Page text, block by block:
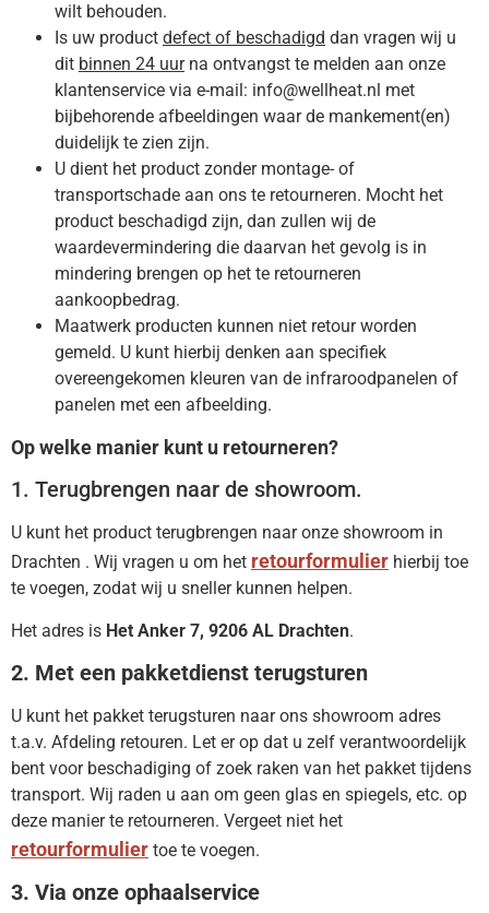
wilt behouden.
Is uw product defect of beschadigd dan vragen wij u
dit binnen 24 uurna ontvangst te melden aan onze
klantenservice via e-mail: info@wellheat.nl met
bijbehorende afbeeldingen waar de mankement(en)
duidelijk te zien zijn.
U dient het product zonder montage- of
transportschade aan ons te retourneren. Mocht het
product beschadigd zijn, dan zullen wij de
waardevermindering die daarvan het gevolg is in
mindering brengen op het te retourneren
aankoopbedrag.
Maatwerk producten kunnen niet retour worden
gemeld. U kunt hierbij denken aan specifiek
overeengekomen kleuren van de infraroodpanelen of
panelen met een afbeelding.
Op welke manier kunt u retourneren?
1. Terugbrengen naar de showroom.
U kunt het product terugbrengen naar onze showroom in
Drachten . Wij vragen u om het retourformulier hierbij toe
te voegen, zodat wij u sneller kunnen helpen.
Het adres is Het Anker 7, 9206 AL Drachten.
2. Met een pakketdienst terugsturen
U kunt het pakket terugsturen naar ons showroom adres
t.a.v. Afdeling retouren. Let er op dat u zelf verantwoordelijk
bent voor beschadiging of zoek raken van het pakket tijdens
transport. Wij raden u aan om geen glas en spiegels, etc. op
deze manier te retourneren. Vergeet niet het
retourformulier toe te voegen.
3. Via onze ophaalservice